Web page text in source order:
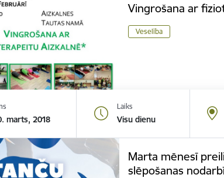
Vingrošana ar
Veselība
marts, 2018
Laiks
Visu dienu
Marta mēnesī
slēpošanas